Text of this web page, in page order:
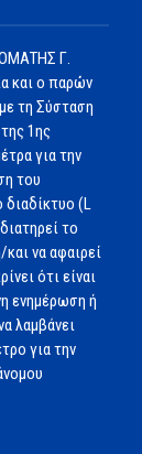
Γ.
και ο παρών
τη Σύσταση
1ης
για την
του
(L
το
να αφαιρεί
ότι είναι
ενημέρωση ή
λαμβάνει
για την